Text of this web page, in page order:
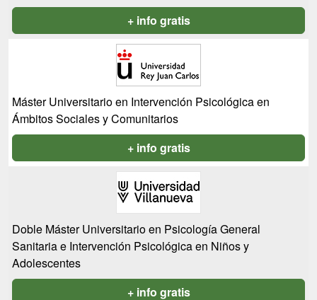
+ info gratis
Máster Universitario en Intervención Psicológica en
Ámbitos Sociales y Comunitarios
+ info gratis
Doble Máster Universitario en Psicología General
Sanitaria e Intervención Psicológica en Niños y
Adolescentes
+ info gratis